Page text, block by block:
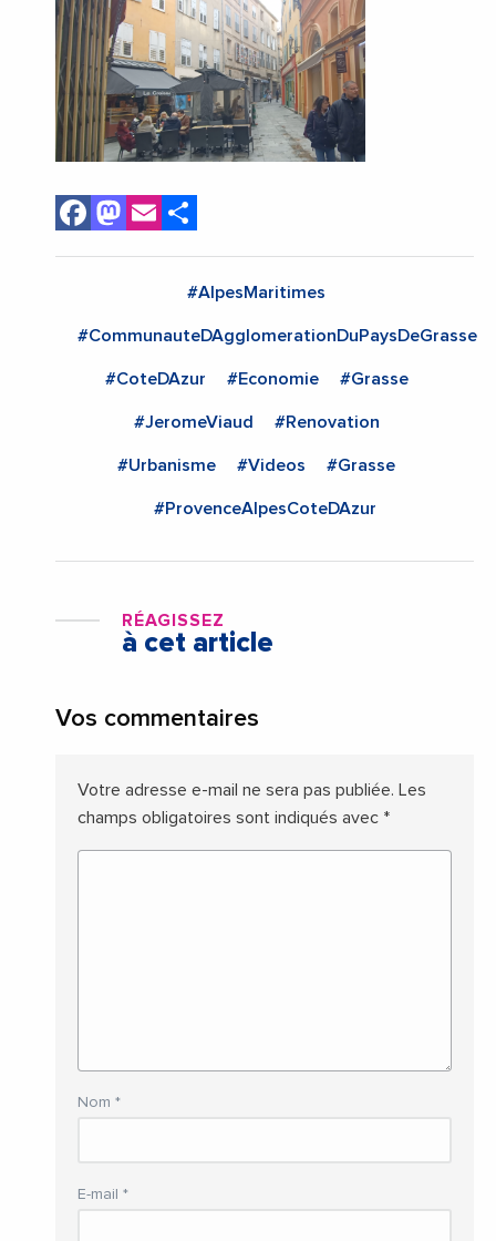
Facebook
Mastodon
Email
#AlpesMaritimes
#CommunauteDAgglomerationDuPaysDeGrasse
#CoteDAzur #Economie #Grasse
#JeromeViaud #Renovation
#Urbanisme #Videos #Grasse
#ProvenceAlpesCoteDAzur
RÉAGISSEZ
à cet article
Vos commentaires
Votre adresse e-mail ne sera pas publiée. Les
champs obligatoires sont indiqués avec *
Nom *
E-mail *